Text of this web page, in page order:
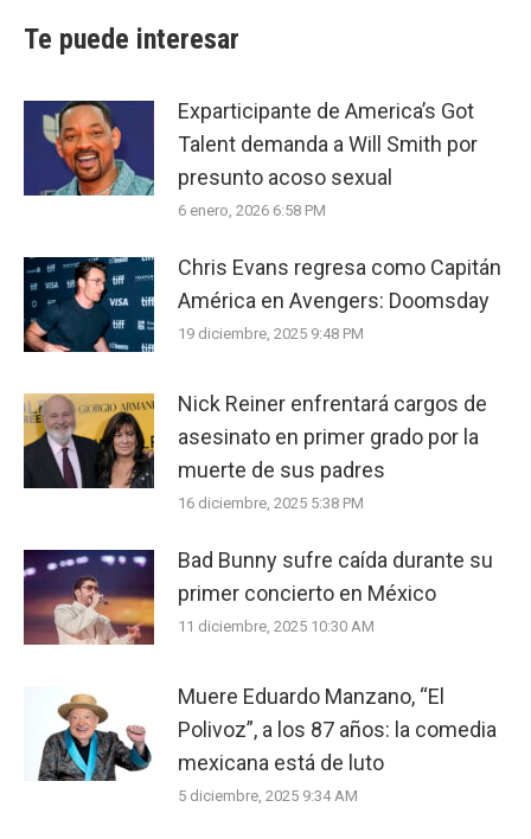
Te puede interesar
Exparticipante de America’s Got
Talent demanda a Will Smith por
presunto acoso sexual
6 enero, 2026 6:58 PM
Chris Evans regresa como Capitán
América en Avengers: Doomsday
19 diciembre, 2025 9:48 PM
Nick Reiner enfrentará cargos de
asesinato en primer grado por la
muerte de sus padres
16 diciembre, 2025 5:38 PM
Bad Bunny sufre caída durante su
primer concierto en México
11 diciembre, 2025 10:30 AM
Muere Eduardo Manzano, “El
Polivoz”, a los 87 años: la comedia
mexicana está de luto
5 diciembre, 2025 9:34 AM